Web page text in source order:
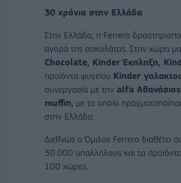
30 χρόνια στην Ελλάδα
Στην Ελλάδα, η Ferrero
αγορά της σοκολάτας. Στην χώρα
Chocolate, Kinder Έκπληξη,
προϊόντα ψυγείου Kinder
συνεργασία με την alfa
muffin, με το οποίο
στην Ελλάδα.
Διεθνώς ο Όμιλος Ferrero διαθέτει
30.000 υπαλλήλους και τα
100 χώρες.